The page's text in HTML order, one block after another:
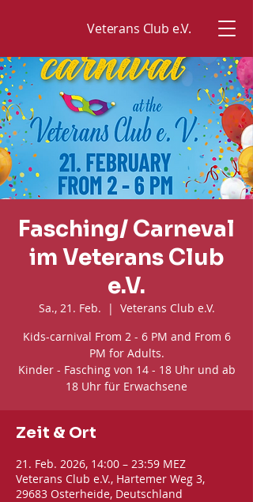
Veterans Club e.V.
Fasching/ Carneval
im Veterans Club
e.V.
Sa., 21. Feb.
  |
Veterans Club e.V.
Kids-carnival From 2 - 6 PM and From 6
PM for Adults.
Kinder - Fasching von 14 - 18 Uhr und ab
18 Uhr für Erwachsene
Zeit & Ort
21. Feb. 2026, 14:00 – 23:59 MEZ
Veterans Club e.V., Hartemer Weg 3,
29683 Osterheide, Deutschland